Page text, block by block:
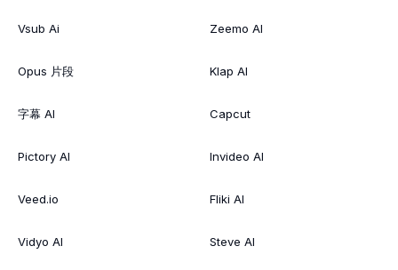
Vsub Ai
Opus 片段
字幕 AI
Pictory AI
Veed.io
Vidyo AI
Zeemo AI
Klap AI
Capcut
Invideo AI
Fliki AI
Steve AI